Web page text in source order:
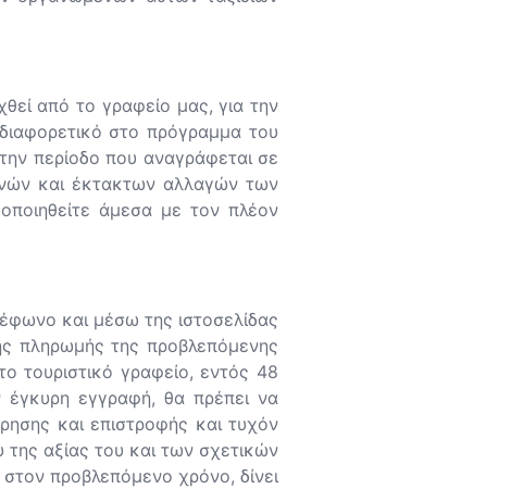
από το γραφείο μας, για την
στο πρόγραμμα του
περίοδο που αναγράφεται σε
και έκτακτων αλλαγών των
άμεσα με τον πλέον
και μέσω της ιστοσελίδας
πληρωμής της προβλεπόμενης
γραφείο, εντός 48
εγγραφή, θα πρέπει να
και επιστροφής και τυχόν
της αξίας του και των σχετικών
προβλεπόμενο χρόνο, δίνει